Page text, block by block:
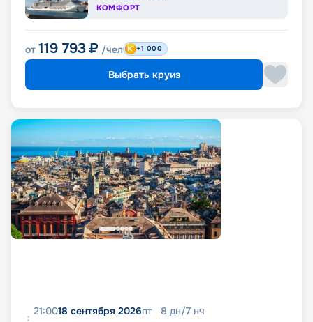
КОМФОРТ
от 119 793 ₽ /чел +1 000
Выбрать круиз
21:0018 сентября 2026пт 8 дн/7 нч